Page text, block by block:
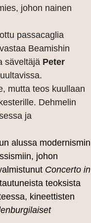
johon nainen
passacaglia
Beamishin
säveltäjä Peter
mutta teos kuullaan
Dehmelin
ja
alussa modernismin
johon
Concerto in
teoksista
kineettisten